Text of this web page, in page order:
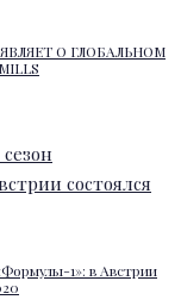
О ГЛОБАЛЬНОМ
1»: в Австрии